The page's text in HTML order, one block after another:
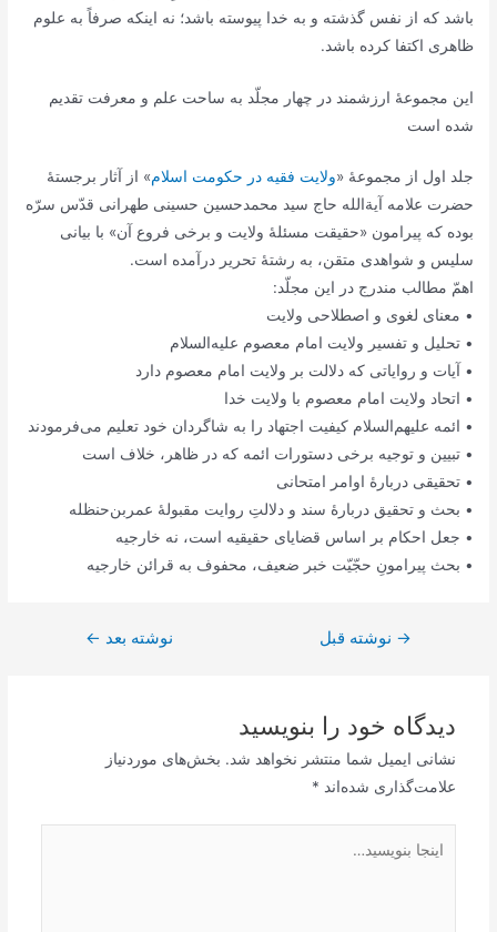
باشد که از نفس گذشته و به خدا پیوسته باشد؛ نه اینکه صرفاً به علوم
ظاهری اکتفا کرده باشد.
این مجموعۀ ارزشمند در چهار مجلّد به ساحت علم و معرفت تقدیم
شده است
جلد اول از مجموعۀ «ولایت فقیه در حکومت اسلام» از آثار برجستۀ
حضرت علامه آیة‌الله حاج سید محمد‌حسین حسینی طهرانی قدّس سرّه
بوده که پیرامون «حقیقت مسئلۀ ولایت و برخی فروع آن» با بیانی
سلیس و شواهدی متقن، به رشتۀ تحریر درآمده است.
اهمّ مطالب مندرج در این مجلّد:
• معنای لغوی و اصطلاحی ولایت
• تحلیل و تفسیر ولایت امام معصوم علیه‌السلام
• آیات و روایاتی که دلالت بر ولایت امام معصوم دارد
• اتحاد ولایت امام معصوم با ولایت خدا
• ائمه علیهم‌السلام کیفیت اجتهاد را به شاگردان خود تعلیم می‌‌فرمودند
• تبیین و توجیه برخی دستورات ائمه که در ظاهر، خلاف است
• تحقیقی دربارۀ اوامر امتحانی
• بحث و تحقیق دربارۀ سند و دلالتِ روایت مقبولۀ عمربن‌حنظله
• جعل احکام بر اساس قضایای حقیقیه است، نه خارجیه
• بحث پیرامونِ حجّیّت خبر ضعیف، محفوف به قرائن خارجیه
راهبری
→ نوشته قبل نوشته بعد ←
دیدگاه‌ خود را بنویسید
نشانی ایمیل شما منتشر نخواهد شد. بخش‌های موردنیاز
علامت‌گذاری شده‌اند *
بنویسید…